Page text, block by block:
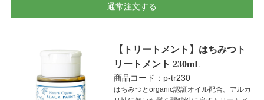
通常注文する
【トリートメント】はちみつト
リートメント 230mL
商品コード：p-tr230
はちみつとorganic認証オイル配合。アルカ